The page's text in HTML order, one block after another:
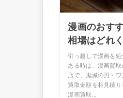
漫画のおす
相場はどれ
引っ越しで漫画を
ある時は、漫画買
店で、鬼滅の刃・
買取金額を相見積り
漫画買取...